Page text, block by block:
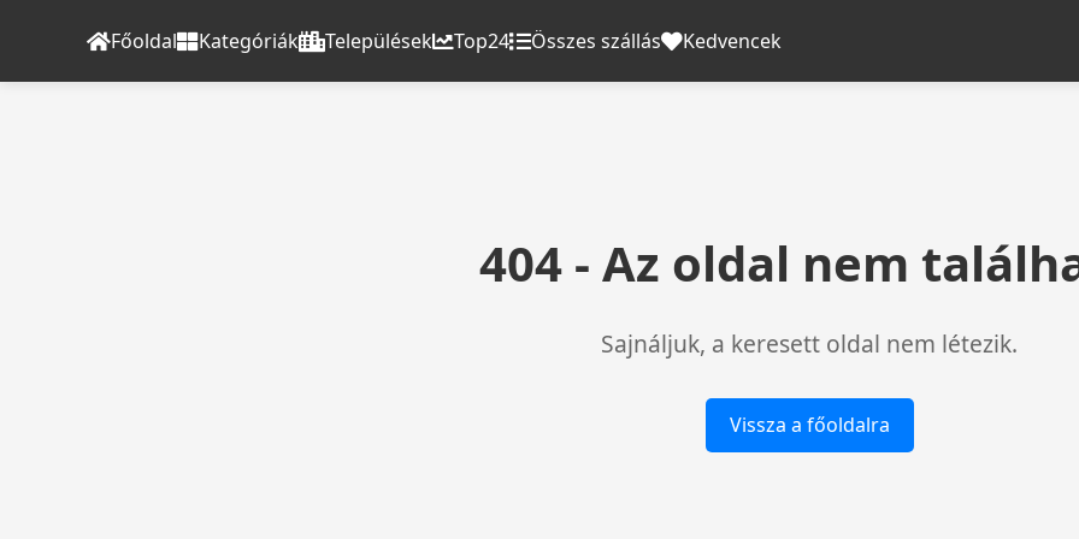
Főoldal Kategóriák Települések Top24 Összes szállás Kedvencek
404 - Az oldal nem
Sajnáljuk, a keresett oldal nem létezik.
Vissza a főoldalra